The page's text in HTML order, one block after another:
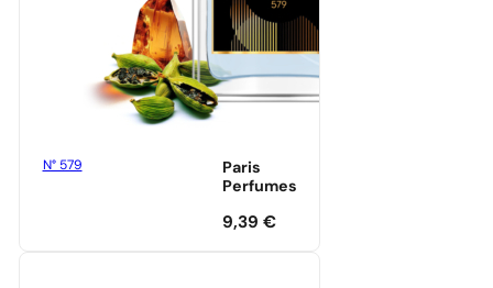
N° 579
Paris
Perfumes
9,39 €